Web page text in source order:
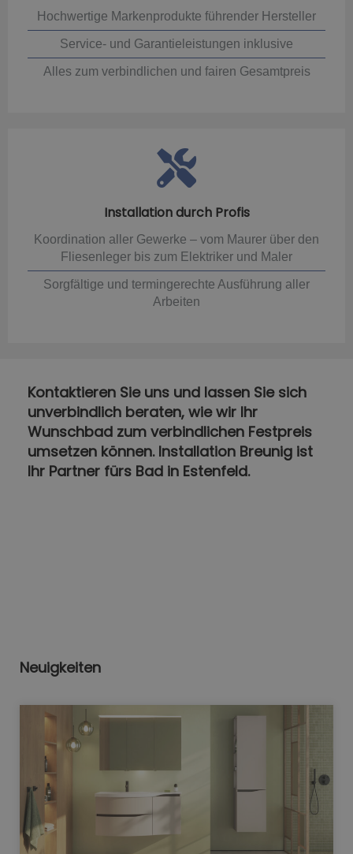
Hochwertige Markenprodukte führender Hersteller
Service- und Garantieleistungen inklusive
Alles zum verbindlichen und fairen Gesamtpreis
Installation durch Profis
Koordination aller Gewerke – vom Maurer über den
Fliesenleger bis zum Elektriker und Maler
Sorgfältige und termingerechte Ausführung aller
Arbeiten
Kontaktieren Sie uns und lassen Sie sich
unverbindlich beraten, wie wir Ihr
Wunschbad zum verbindlichen Festpreis
umsetzen können. Installation Breunig ist
Ihr Partner fürs Bad in Estenfeld.
Neuigkeiten